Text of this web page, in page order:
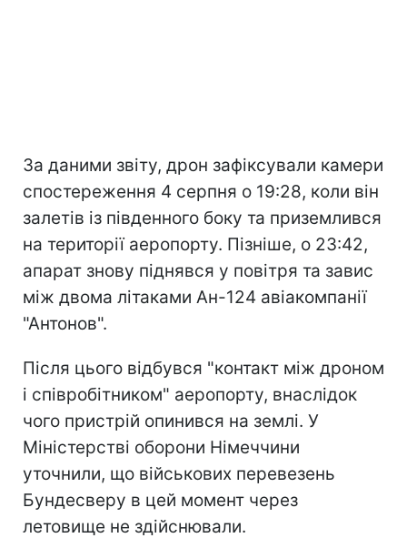
За даними звіту, дрон зафіксували камери
спостереження 4 серпня о 19:28, коли він
залетів із південного боку та приземлився
на території аеропорту. Пізніше, о 23:42,
апарат знову піднявся у повітря та завис
між двома літаками Ан-124 авіакомпанії
"Антонов".
Після цього відбувся "контакт між дроном
і співробітником" аеропорту, внаслідок
чого пристрій опинився на землі. У
Міністерстві оборони Німеччини
уточнили, що військових перевезень
Бундесверу в цей момент через
летовище не здійснювали.